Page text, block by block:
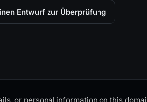
Entwurf zur Überprüfung
or personal information on this